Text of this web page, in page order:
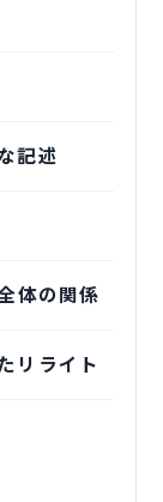
記述
体の関係
リライト